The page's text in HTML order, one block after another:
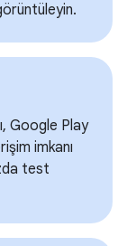
Google Play
imkanı
test